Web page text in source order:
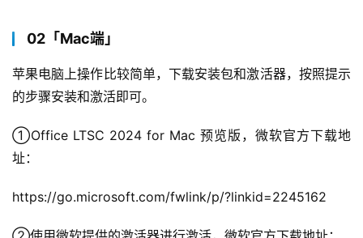
02「Mac端」
苹果电脑上操作比较简单，下载安装包和激活器，按照提示
的步骤安装和激活即可。
①Office LTSC 2024 for Mac 预览版，微软官方下载地
址：
https://go.microsoft.com/fwlink/p/?linkid=2245162